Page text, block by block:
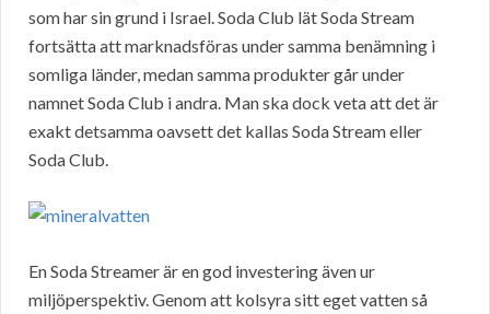
som har sin grund i Israel. Soda Club lät Soda Stream
fortsätta att marknadsföras under samma benämning i
somliga länder, medan samma produkter går under
namnet Soda Club i andra. Man ska dock veta att det är
exakt detsamma oavsett det kallas Soda Stream eller
Soda Club.
En Soda Streamer är en god investering även ur
miljöperspektiv. Genom att kolsyra sitt eget vatten så